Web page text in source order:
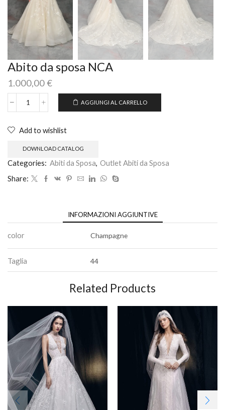
Abito da sposa NCA
1.000,00€
AGGIUNGI AL CARRELLO
Add to wishlist
DOWNLOAD CATALOG
Categories: Abiti da Sposa, Outlet Abiti da Sposa
Share:
INFORMAZIONI AGGIUNTIVE
color Champagne
Taglia 44
Related Products